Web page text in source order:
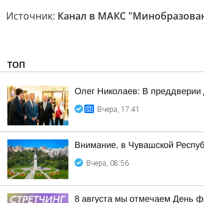
Источник: Канал в МАКС
ТОП
Олег Николаев: В
Вчера, 17:41
Внимание, в Чувашской
Вчера, 08:56
8 августа мы отмечаем День